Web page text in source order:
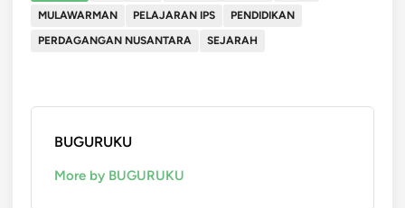
MULAWARMAN
PELAJARAN IPS
PENDIDIKAN
PERDAGANGAN NUSANTARA
SEJARAH
BUGURUKU
More by BUGURUKU